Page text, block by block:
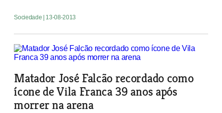
Sociedade | 13-08-2013
Matador José Falcão recordado como
ícone de Vila Franca 39 anos após
morrer na arena